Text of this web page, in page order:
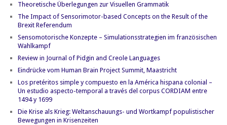
Theoretische Überlegungen zur Visuellen Grammatik
The Impact of Sensorimotor-based Concepts on the Result of the
Brexit Referendum
Sensomotorische Konzepte – Simulationsstrategien im französischen
Wahlkampf
Review in Journal of Pidgin and Creole Languages
Eindrücke vom Human Brain Project Summit, Maastricht
Los pretéritos simple y compuesto en la América hispana colonial –
Un estudio aspecto-temporal a través del corpus CORDIAM entre
1494 y 1699
Die Krise als Krieg: Weltanschauungs- und Wortkampf populistischer
Bewegungen in Krisenzeiten